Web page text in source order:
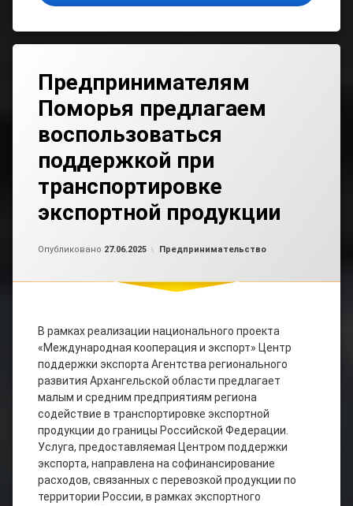
Предпринимателям
Поморья предлагаем
воспользоваться
поддержкой при
транспортировке
экспортной продукции
Опубликовано 27.06.2025 Рубрики:
Предпринимательство
В рамках реализации национального проекта
«Международная кооперация и экспорт» Центр
поддержки экспорта Агентства регионального
развития Архангельской области предлагает
малым и средним предприятиям региона
содействие в транспортировке экспортной
продукции до границы Российской Федерации.
Услуга, предоставляемая Центром поддержки
экспорта, направлена на софинансирование
расходов, связанных с перевозкой продукции по
территории России, в рамках экспортного